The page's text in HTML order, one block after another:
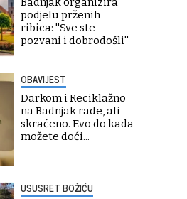
podjelu prženih
ribica: ''Sve ste
pozvani i dobrodošli''
OBAVIJEST
Darkom i Reciklažno
na Badnjak rade, ali
skraćeno. Evo do kada
možete doći...
USUSRET BOŽIĆU